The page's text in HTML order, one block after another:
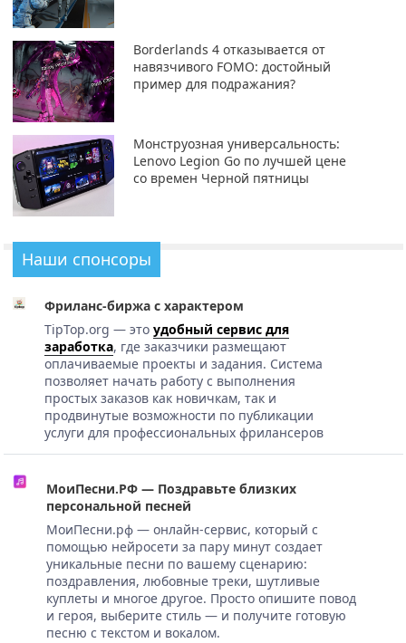
Borderlands 4 отказывается от
навязчивого FOMO: достойный
пример для подражания?
Монструозная универсальность:
Lenovo Legion Go по лучшей цене
со времен Черной пятницы
Наши спонсоры
Фриланс-биржа с характером
TipTop.org — это удобный сервис для
заработка, где заказчики размещают
оплачиваемые проекты и задания. Система
позволяет начать работу с выполнения
простых заказов как новичкам, так и
продвинутые возможности по публикации
услуги для профессиональных фрилансеров
МоиПесни.РФ — Поздравьте близких
персональной песней
МоиПесни.рф — онлайн-сервис, который с
помощью нейросети за пару минут создает
уникальные песни по вашему сценарию:
поздравления, любовные треки, шутливые
куплеты и многое другое. Просто опишите повод
и героя, выберите стиль — и получите готовую
песню с текстом и вокалом.